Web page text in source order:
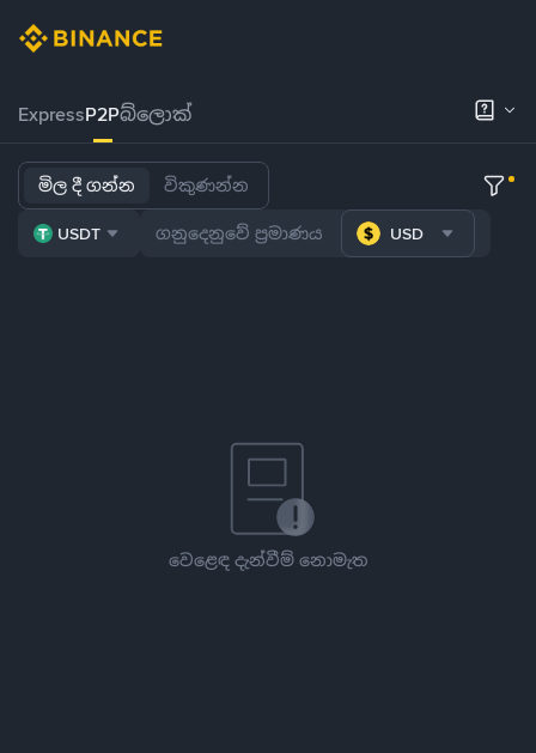
ExpressP2Pබ්ලොක්
මිල දී ගන්න විකුණන්න
USDT USD
වෙළෙඳ දැන්වීම් නොමැත